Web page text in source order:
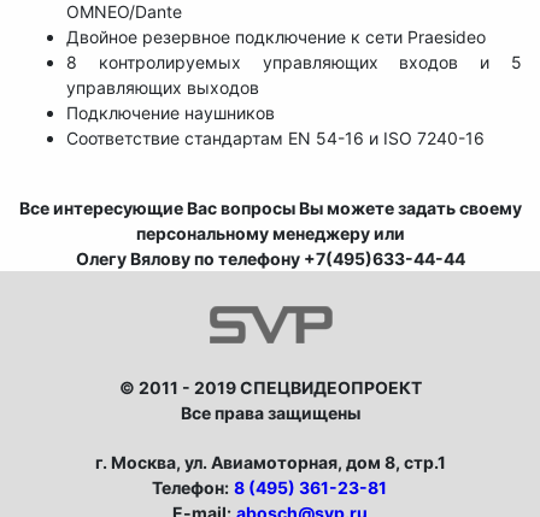
OMNEO/Dante
Двойное резервное подключение к сети Praesideo
8 контролируемых управляющих входов и 5
управляющих выходов
Подключение наушников
Соответствие стандартам EN 54-16 и ISO 7240-16
Все интересующие Вас вопросы Вы можете задать своему
персональному менеджеру или
Олегу Вялову по телефону +7(495)633-44-44
© 2011 - 2019 СПЕЦВИДЕОПРОЕКТ
Все права защищены
г. Москва, ул. Авиамоторная, дом 8, стр.1
Телефон: 8 (495) 361-23-81
E-mail: abosch@svp.ru